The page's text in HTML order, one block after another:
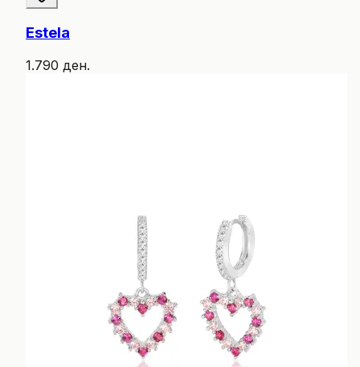
Estela
1.790 ден.